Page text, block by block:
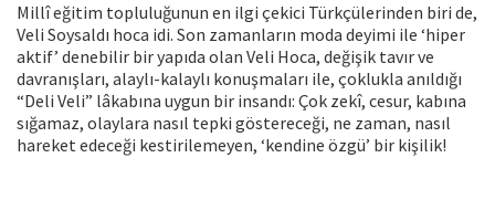
Millî eğitim topluluğunun en ilgi çekici Türkçülerinden biri de,
Veli Soysaldı hoca idi. Son zamanların moda deyimi ile ‘hiper
aktif’ denebilir bir yapıda olan Veli Hoca, değişik tavır ve
davranışları, alaylı-kalaylı konuşmaları ile, çoklukla anıldığı
“Deli Veli” lâkabına uygun bir insandı: Çok zekî, cesur, kabına
sığamaz, olaylara nasıl tepki göstereceği, ne zaman, nasıl
hareket edeceği kestirilemeyen, ‘kendine özgü’ bir kişilik!